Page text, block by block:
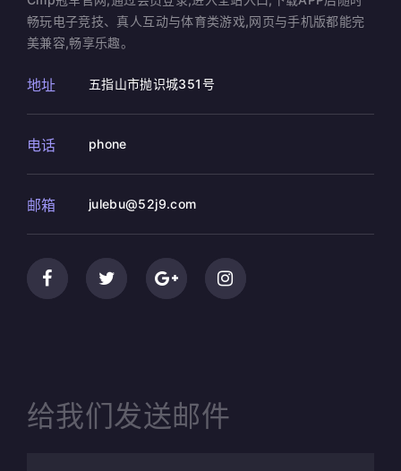
畅玩电子竞技、真人互动与体育类游戏,网页与手机版都能完
美兼容,畅享乐趣。
地址 五指山市抛识城351号
电话 phone
邮箱 julebu@52j9.com
给我们发送邮件